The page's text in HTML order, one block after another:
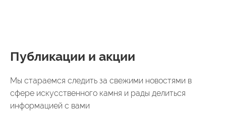
Публикации и акции
Мы стараемся следить за свежими новостями в
сфере искусственного камня и рады делиться
информацией с вами